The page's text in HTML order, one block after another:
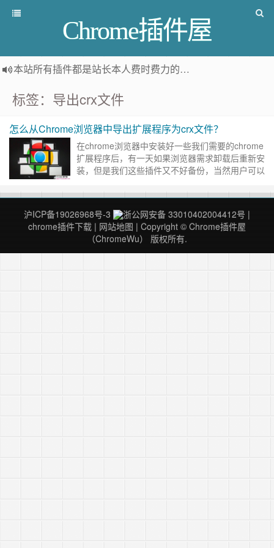
Chrome插件屋
本站所有插件都是站长本人费时费力的人工筛选推荐
标签：导出crx文件
怎么从Chrome浏览器中导出扩展程序为crx文件？
在chrome浏览器中安装好一些我们需要的chrome
扩展程序后，有一天如果浏览器需求卸载后重新安
装，但是我们这些插件又不好备份，当然用户可以
……继续阅读 »
沪ICP备19026968号-3
浙公网安备 33010402004412号 |
chrome插件下载 | 网站地图 | Copyright © Chrome插件屋
（ChromeWu） 版权所有.